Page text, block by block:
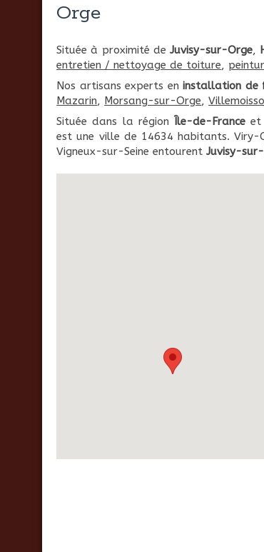
Orge
Située à proximité deJuvisy-sur-Orge,
entretien / nettoyage de toiture,
Nos artisans experts eninstallation de
Mazarin, Morsang-sur-Orge,
Située dans la régionÎle-de-France et
est une ville de 14634 habitants.
Vigneux-sur-Seine entourentJuvisy-